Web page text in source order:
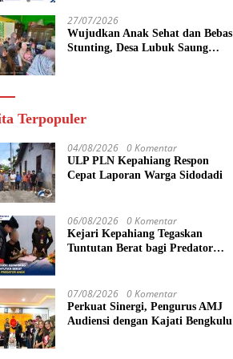
27/07/2026
Wujudkan Anak Sehat dan Bebas
Stunting, Desa Lubuk Saung
Terpopuler
04/08/2026 0 Komentar
ULP PLN Kepahiang Respon
Cepat Laporan Warga Sidodadi
06/08/2026 0 Komentar
Kejari Kepahiang Tegaskan
Tuntutan Berat bagi Predator
Vonis Hakim 18 Tahun Penjara
07/08/2026 0 Komentar
Perkuat Sinergi, Pengurus AMJ
Audiensi dengan Kajati Bengkulu